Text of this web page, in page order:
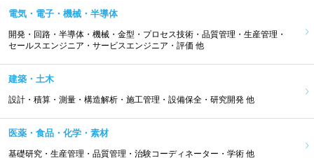
電気・電子・機械・半導体
開発・回路・半導体・機械・金型・プロセス技術・品質管理・生産管理・
セールスエンジニア・サービスエンジニア・評価 他
建築・土木
設計・積算・測量・構造解析・施工管理・設備保全・研究開発 他
医薬・食品・化学・素材
基礎研究・生産管理・品質管理・治験コーディネーター・学術 他